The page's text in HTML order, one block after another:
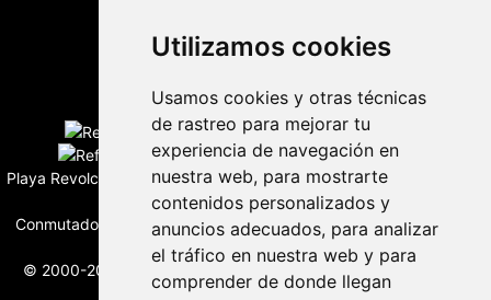
Utilizamos cookies
Usamos cookies y otras técnicas
de rastreo para mejorar tu
experiencia de navegación en
nuestra web, para mostrarte
contenidos personalizados y
anuncios adecuados, para analizar
el tráfico en nuestra web y para
comprender de donde llegan
Desarrollado por
Edición digital con tecnología
Playa Revolcadero 222 Col. Reforma Iztaccihuatl Norte C.P. 08810
CIUDAD DE MEXICO
Conmutador CIUDAD DE MEXICO (+52) 555 740 4476, 555 740
© 2000-2026 BURO DE MERCADOTECNIA DEL CENTRO, S.A.
Todos los derechos reservados